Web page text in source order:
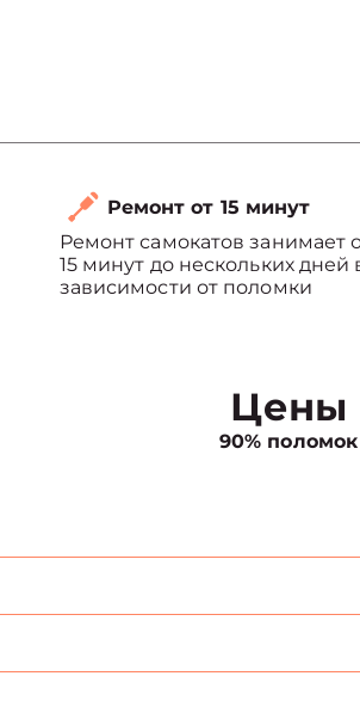
Ремонт от 15 минут
Ремонт самокатов занимает
15 минут до нескольких дней
зависимости от поломки
Цены
90%